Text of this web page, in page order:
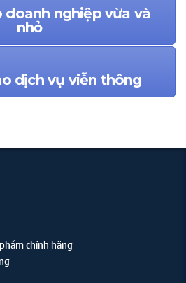
doanh nghiệp vừa và
nhỏ
dịch vụ viễn thông
chính hãng